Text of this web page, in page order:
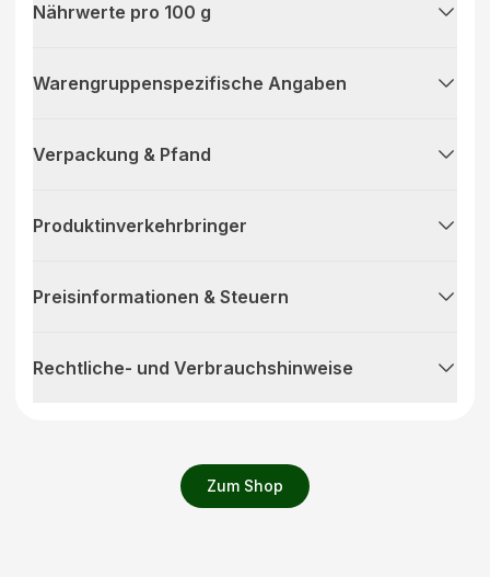
Zum Shop
Nährwerte pro 100 g
Warengruppenspezifische Angaben
Verpackung & Pfand
Produktinverkehrbringer
Preisinformationen & Steuern
Rechtliche- und Verbrauchshinweise